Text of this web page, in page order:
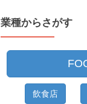
ら
さ
が
業種からさがす
飲食店